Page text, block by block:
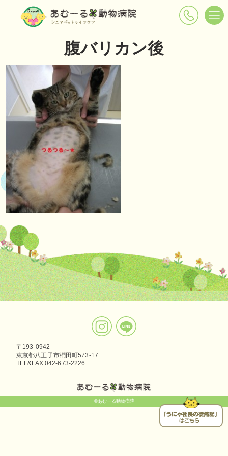
腹バリカン後
〒193-0942
東京都八王子市椚田町573-17
TEL&FAX:042-673-2226
©あむーる動物病院